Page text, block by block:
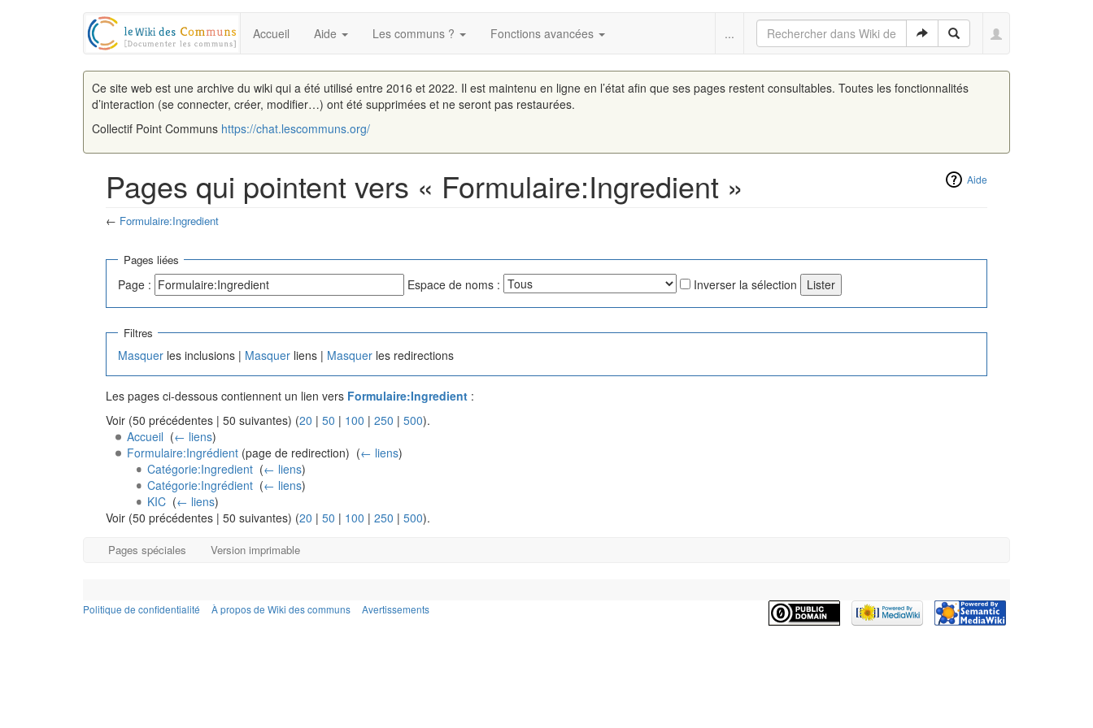
Accueil Aide Les communs ? Fonctions avancées ...
Ce site web est une archive du wiki qui a été utilisé entre 2016 et 2022. Il est maintenu en ligne en l’état afin que ses pages restent consultables. Toutes les fonctionnalités
d’interaction (se connecter, créer, modifier…) ont été supprimées et ne seront pas restaurées.
Collectif Point Communs https://chat.lescommuns.org/
Aide
Pages qui pointent vers « Formulaire:Ingredient »
← Formulaire:Ingredient
Pages liées
Page : Espace de noms : Inverser la sélection
Filtres
Masquer les inclusions | Masquer liens | Masquer les redirections
Les pages ci-dessous contiennent un lien vers Formulaire:Ingredient :
Voir (50 précédentes | 50 suivantes) (20 | 50 | 100 | 250 | 500).
Accueil (← liens)
Formulaire:Ingrédient(page de redirection) ‎ (← liens)
Catégorie:Ingredient (← liens)
Catégorie:Ingrédient (← liens)
KIC (← liens)
Voir (50 précédentes | 50 suivantes) (20 | 50 | 100 | 250 | 500).
Pages spéciales Version imprimable
Politique de confidentialité À propos de Wiki des communs Avertissements